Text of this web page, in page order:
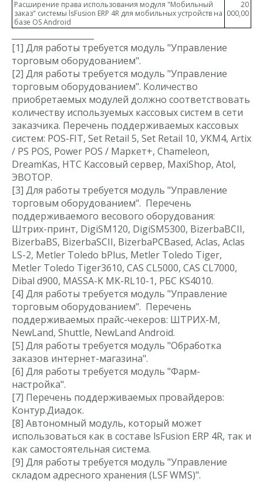
Расширение права использования модуля "Мобильный
заказ" системы lsFusion ERP 4R для мобильных устройств на
базе OS Android
20
000,00
[1] Для работы требуется модуль "Управление
торговым оборудованием".
[2] Для работы требуется модуль "Управление
торговым оборудованием". Количество
приобретаемых модулей должно соответствовать
количеству используемых кассовых систем в сети
заказчика. Перечень поддерживаемых кассовых
систем: POS-FIT, Set Retail 5, Set Retail 10, УКМ4, Artix
/ PS POS, Power POS / Маркет+, Chameleon,
DreamKas, НТС Кассовый сервер, MaxiShop, Atol,
ЭВОТОР.
[3] Для работы требуется модуль "Управление
торговым оборудованием". Перечень
поддерживаемого весового оборудования:
Штрих-принт, DigiSM120, DigiSM5300, BizerbaBCII,
BizerbaBS, BizerbaSCII, BizerbaPCBased, Aclas, Aclas
LS-2, Metler Toledo bPlus, Metler Toledo Tiger,
Metler Toledo Tiger3610, CAS CL5000, CAS CL7000,
Dibal d900, MASSA-K MK-RL10-1, РБС KS4010.
[4] Для работы требуется модуль "Управление
торговым оборудованием". Перечень
поддерживаемых прайс-чекеров: ШТРИХ-М,
NewLand, Shuttle, NewLand Android.
[5] Для работы требуется модуль "Обработка
заказов интернет-магазина".
[6] Для работы требуется модуль "Фарм-
настройка".
[7] Перечень поддерживаемых провайдеров:
Контур.Диадок.
[8] Автономный модуль, который может
использоваться как в составе lsFusion ERP 4R, так и
как самостоятельная система.
[9] Для работы требуется модуль "Управление
складом адресного хранения (LSF WMS)".